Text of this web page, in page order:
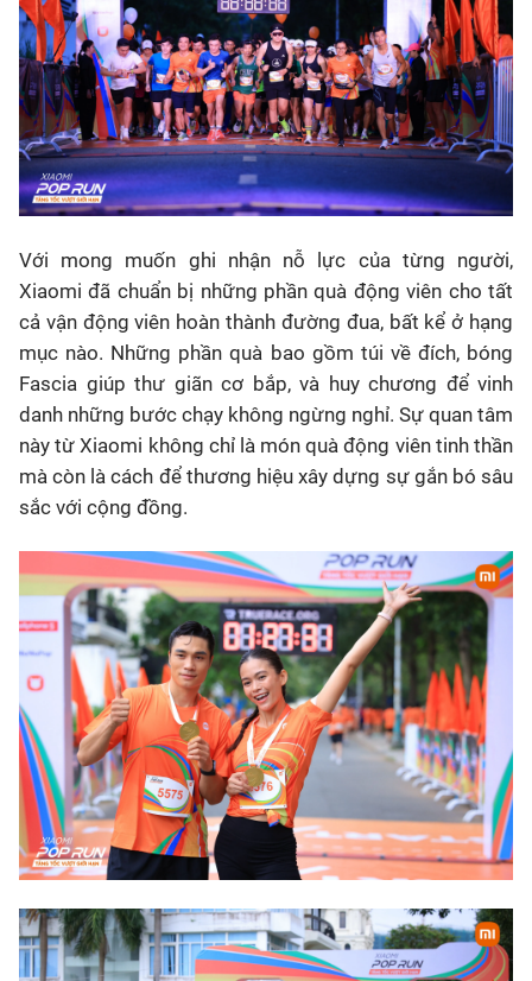
Với mong muốn ghi nhận nỗ lực của từng người,
Xiaomi đã chuẩn bị những phần quà động viên cho tất
cả vận động viên hoàn thành đường đua, bất kể ở hạng
mục nào. Những phần quà bao gồm túi về đích, bóng
Fascia giúp thư giãn cơ bắp, và huy chương để vinh
danh những bước chạy không ngừng nghỉ. Sự quan tâm
này từ Xiaomi không chỉ là món quà động viên tinh thần
mà còn là cách để thương hiệu xây dựng sự gắn bó sâu
sắc với cộng đồng.